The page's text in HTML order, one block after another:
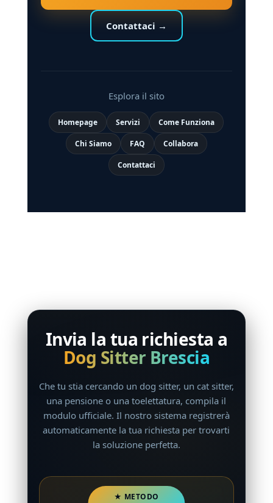
Contattaci →
Esplora il sito
Homepage Servizi Come Funziona
Chi Siamo FAQ Collabora
Contattaci
Invia la tua richiesta a
Dog Sitter Brescia
Che tu stia cercando un dog sitter, un cat sitter,
una pensione o una toelettatura, compila il
modulo ufficiale. Il nostro sistema registrerà
automaticamente la tua richiesta per trovarti
la soluzione perfetta.